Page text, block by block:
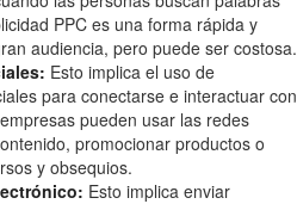
PPC es una forma rápida y
audiencia, pero puede ser costosa.
Esto implica el uso de
para conectarse e interactuar con
pueden usar las redes
promocionar productos o
y obsequios.
Esto implica enviar